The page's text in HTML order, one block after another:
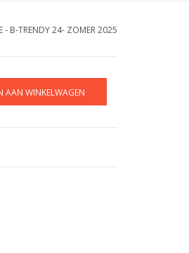
- B-TRENDY 24- ZOMER 2025
AAN WINKELWAGEN